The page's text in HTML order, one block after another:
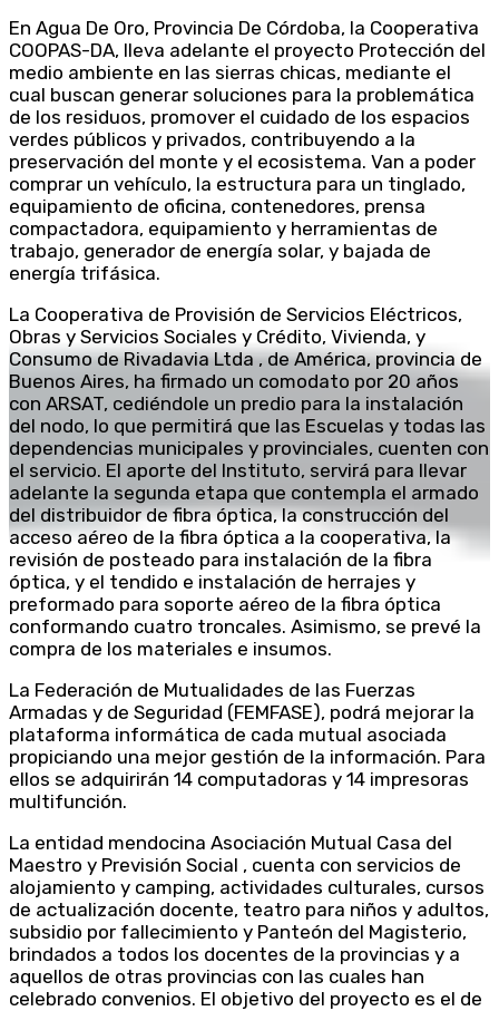
En Agua De Oro, Provincia De Córdoba, la Cooperativa
COOPAS-DA, lleva adelante el proyecto Protección del
medio ambiente en las sierras chicas, mediante el
cual buscan generar soluciones para la problemática
de los residuos, promover el cuidado de los espacios
verdes públicos y privados, contribuyendo a la
preservación del monte y el ecosistema. Van a poder
comprar un vehículo, la estructura para un tinglado,
equipamiento de oficina, contenedores, prensa
compactadora, equipamiento y herramientas de
trabajo, generador de energía solar, y bajada de
energía trifásica.
La Cooperativa de Provisión de Servicios Eléctricos,
Obras y Servicios Sociales y Crédito, Vivienda, y
Consumo de Rivadavia Ltda , de América, provincia de
Buenos Aires, ha firmado un comodato por 20 años
con ARSAT, cediéndole un predio para la instalación
del nodo, lo que permitirá que las Escuelas y todas las
dependencias municipales y provinciales, cuenten con
el servicio. El aporte del Instituto, servirá para llevar
adelante la segunda etapa que contempla el armado
del distribuidor de fibra óptica, la construcción del
acceso aéreo de la fibra óptica a la cooperativa, la
revisión de posteado para instalación de la fibra
óptica, y el tendido e instalación de herrajes y
preformado para soporte aéreo de la fibra óptica
conformando cuatro troncales. Asimismo, se prevé la
compra de los materiales e insumos.
La Federación de Mutualidades de las Fuerzas
Armadas y de Seguridad (FEMFASE), podrá mejorar la
plataforma informática de cada mutual asociada
propiciando una mejor gestión de la información. Para
ellos se adquirirán 14 computadoras y 14 impresoras
multifunción.
La entidad mendocina Asociación Mutual Casa del
Maestro y Previsión Social , cuenta con servicios de
alojamiento y camping, actividades culturales, cursos
de actualización docente, teatro para niños y adultos,
subsidio por fallecimiento y Panteón del Magisterio,
brindados a todos los docentes de la provincias y a
aquellos de otras provincias con las cuales han
celebrado convenios. El objetivo del proyecto es el de